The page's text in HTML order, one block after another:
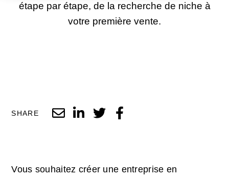
étape par étape, de la recherche de niche à
votre première vente.
SHARE
Vous souhaitez créer une entreprise en